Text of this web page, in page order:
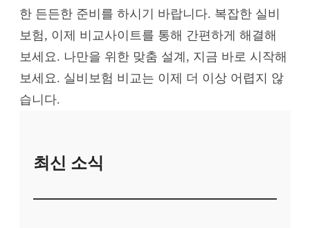
한 든든한 준비를 하시기 바랍니다. 복잡한 실비
보험, 이제 비교사이트를 통해 간편하게 해결해
보세요. 나만을 위한 맞춤 설계, 지금 바로 시작해
보세요. 실비보험 비교는 이제 더 이상 어렵지 않
습니다.
최신 소식